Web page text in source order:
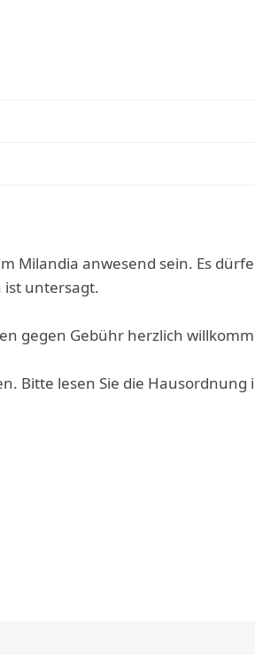
Milandia anwesend sein. Es
ist untersagt.
gegen Gebühr herzlich
Bitte lesen Sie die Hausordnung